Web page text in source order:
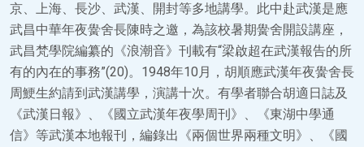
京、上海、長沙、武漢、開封等多地講學。此中赴武漢是應
武昌中華年夜黌舍長陳時之邀，為該校暑期黌舍開設講座，
武昌梵學院編纂的《浪潮音》刊載有“梁啟超在武漢報告的所
有的內在的事務”(20)。1948年10月，胡順應武漢年夜黌舍長
周鯁生約請到武漢講學，演講十次。有學者聯合胡適日誌及
《武漢日報》、《國立武漢年夜學周刊》、《東湖中學通
信》等武漢本地報刊，編錄出《兩個世界兩種文明》、《國